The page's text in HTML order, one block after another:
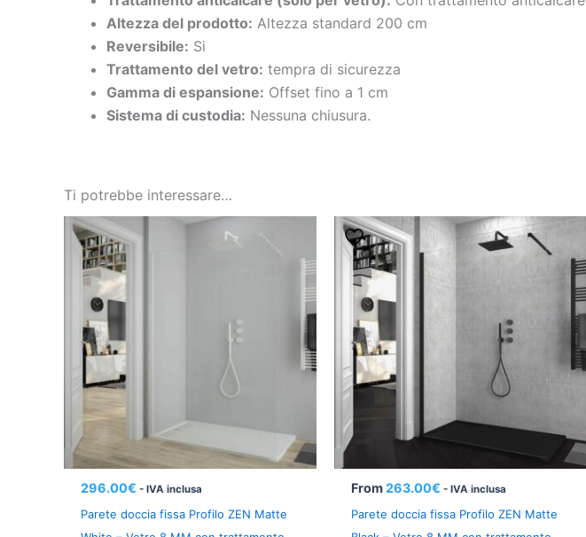
Altezza del prodotto: Altezza standard 200 cm
Reversibile: Si
Trattamento del vetro: tempra di sicurezza
Gamma di espansione: Offset fino a 1 cm
Sistema di custodia: Nessuna chiusura.
Ti potrebbe interessare…
296.00€ - IVA inclusa
Parete doccia fissa Profilo ZEN Matte
From263.00€ - IVA inclusa
Parete doccia fissa Profilo ZEN Matte